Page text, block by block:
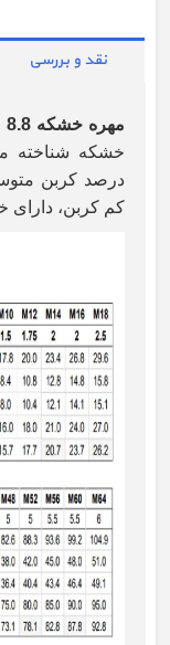
نقد و بررسی
مهره خشکه 8.8
خشکه شناخته
درصد کربن
کم کربن،